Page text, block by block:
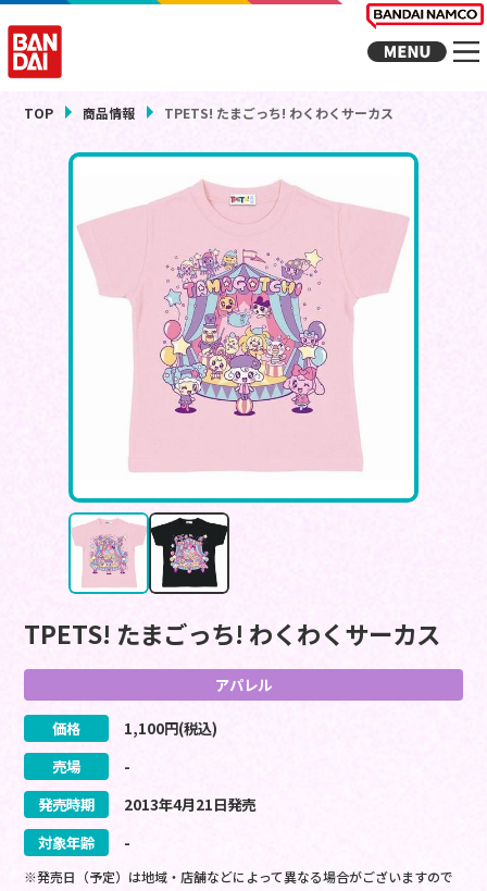
TOP 商品情報 TPETS! たまごっち! わくわくサーカス
TPETS! たまごっち! わくわくサーカス
アパレル
価格 1,100円(税込)
売場
-
発売時期
2013年4月21日発売
対象年齢
-
※発売日（予定）は地域・店舗などによって異なる場合がございますので